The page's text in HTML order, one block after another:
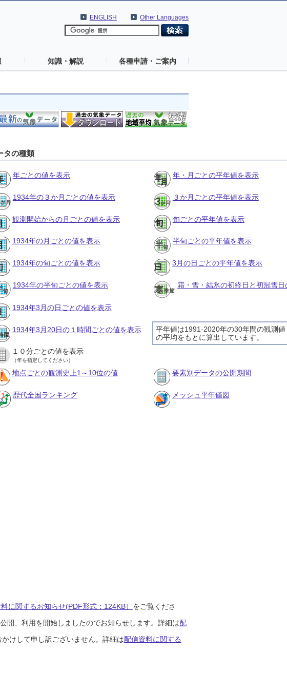
Other Languages
ENGLISH
知識・解説 各種申請・ご案内
タの種類
年ごとの値を表示 年・月ごとの平年値を表示
1934年の３か月ごとの値を表示 ３か月ごとの平年値を表示
観測開始からの月ごとの値を表示 旬ごとの平年値を表示
1934年の月ごとの値を表示 半旬ごとの平年値を表示
1934年の旬ごとの値を表示 3月の日ごとの平年値を表示
1934年の半旬ごとの値を表示 霜・雪・結氷の初終日と初冠雪
1934年3月の日ごとの値を表示
平年値は1991-2020年の30年間の観測値
の平均をもとに算出しています。
1934年3月20日の１時間ごとの値を表示
１０分ごとの値を表示
（年を指定してください）
地点ごとの観測史上1～10位の値 要素別データの公開期間
歴代全国ランキング メッシュ平年値図
に関するお知らせ(PDF形式：124KB） をご覧くださ
開、利用を開始しましたのでお知らせします。詳細は配
けして申し訳ございません。詳細は配信資料に関する